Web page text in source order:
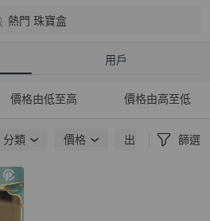
熱門 珠寶盒
用戶
價格由低至高 價格由高至低
分類 價格 出貨地點 篩選